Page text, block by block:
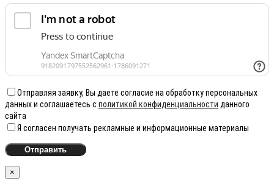
Отправляя заявку, Вы даете согласие на обработку персональных
данных и соглашаетесь с политикой конфиденциальности данного
сайта
Я согласен получать рекламные и информационные материалы
×